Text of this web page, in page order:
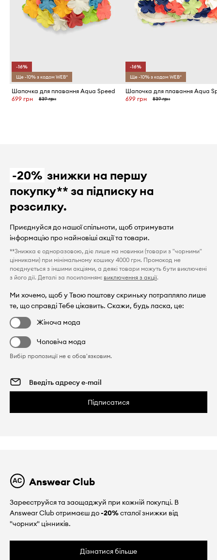
-16%
Ще -10% з кодом WEB*
Шапочка для плавання Aqua Speed
699 грн
839 грн
-16%
Ще -10% з кодом WEB*
Шапочка для плавання Aqua
699 грн
839 грн
-20% знижки на першу
покупку** за підписку на
розсилку.
Приєднуйся до нашої спільноти, щоб отримувати
інформацію про найновіші акції та товари.
**Знижка є одноразовою, діє лише на новинки (товари з "чорними"
цінниками) при мінімальному кошику 4000 грн. Промокод не
поєднується з іншими акціями, а деякі товари можуть бути виключені
з його дії. Деталі за посиланням: виключення з акції.
Ми хочемо, щоб у Твою поштову скриньку потрапляло лише
те, що справді Тебе цікавить. Скажи, будь ласка, це:
Жіноча мода
Чоловіча мода
Вибір пропозиції не є обов'язковим.
Підписатися
Answear Club
Зареєструйся та заощаджуй при кожній покупці. В
Answear Club отримаєш до-20%сталої знижки від
"чорних" цінників.
Дізнатися більше